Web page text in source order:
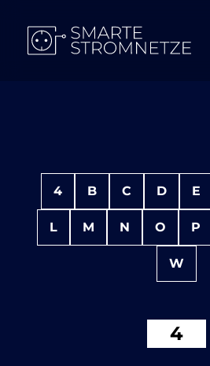
4 B C D E
L M N O P
W
4